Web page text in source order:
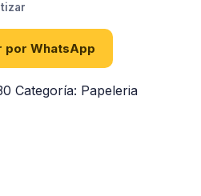
por WhatsApp
Categoría: Papeleria